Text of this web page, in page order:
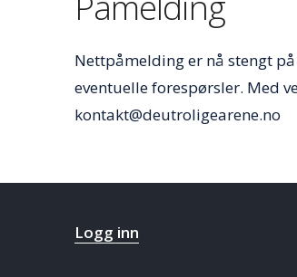
Nettpåmelding er nå stengt
eventuelle forespørsler. Med
kontakt@deutroligearene.no
Logg inn